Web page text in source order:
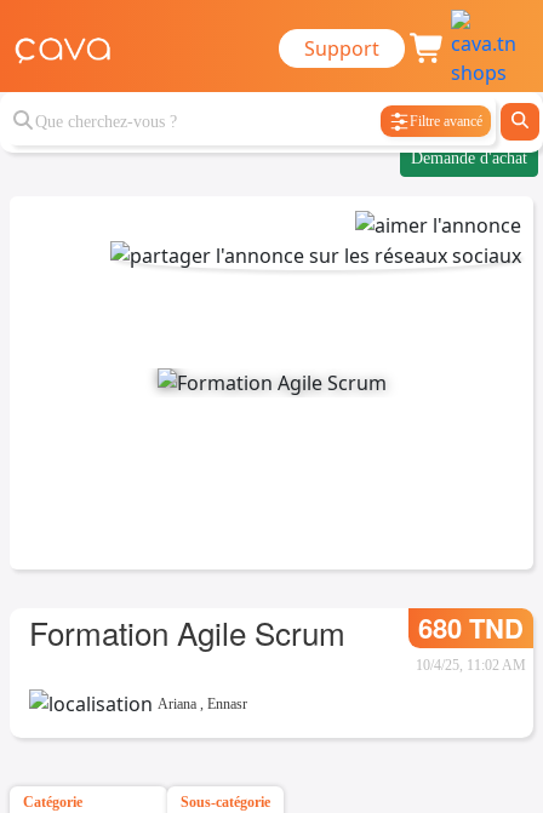
Support
Filtre avancé
Demande d'achat
Formation Agile Scrum 680 TND
10/4/25, 11:02 AM
Ariana , Ennasr
Catégorie Sous-catégorie